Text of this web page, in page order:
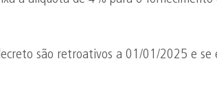
são retroativos a 01/01/2025 e se